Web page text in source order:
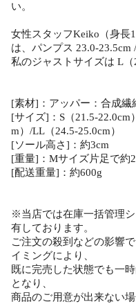
い。
女性スタッフKeiko（身長
は、パンプス 23.0-23.5cm
私のジャストサイズは L（
[素材]：アッパー：合成
[サイズ]：S（21.5-22.0cm
m）/LL（24.5-25.0cm）
[ソール高さ]：約3cm
[重量]：Mサイズ片足で約
[配送重量]：約600g
※当店では在庫一括管理
有しております。
ご注文の殺到などの影響
イミングにより、
既に完売した状態でも一
となり、
商品のご用意が出来ない